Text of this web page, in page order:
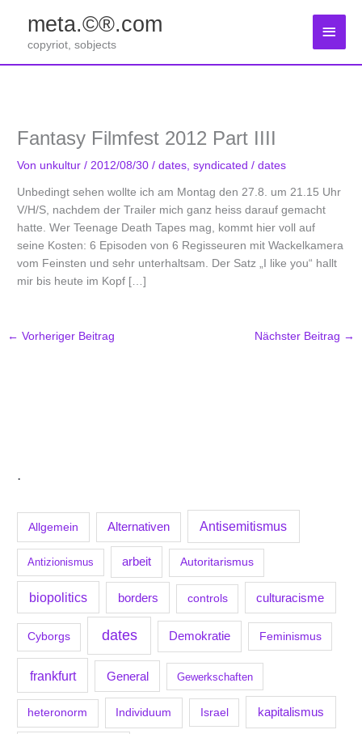
springen
meta.©®.com
copyriot, sobjects
.
Allgemein Alternativen Antisemitismus
Antizionismus arbeit Autoritarismus
biopolitics borders controls culturacisme
Cyborgs dates Demokratie Feminismus
frankfurt General Gewerkschaften
heteronorm Individuum Israel kapitalismus
Fantasy Filmfest 2012 Part IIII
Von unkultur/ 2012/08/30/dates ,syndicated /dates
Unbedingt sehen wollte ich am Montag den 27.8. um 21.15 Uhr
V/H/S, nachdem der Trailer mich ganz heiss darauf gemacht
hatte. Wer Teenage Death Tapes mag, kommt hier voll auf
seine Kosten: 6 Episoden von 6 Regisseuren mit Wackelkamera
vom Feinsten und sehr unterhaltsam. Der Satz „I like you“ hallt
mir bis heute im Kopf […]
← Vorheriger Beitrag Nächster Beitrag →